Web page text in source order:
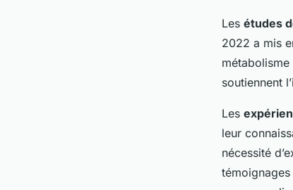
Les études
2022 a mis
soutiennent
Les
leur
nécessité